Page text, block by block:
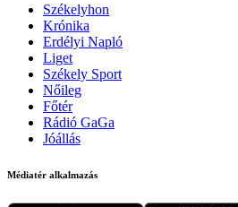
Székelyhon
Krónika
Erdélyi Napló
Liget
Székely Sport
Nőileg
Főtér
Rádió GaGa
Jóállás
Médiatér alkalmazás